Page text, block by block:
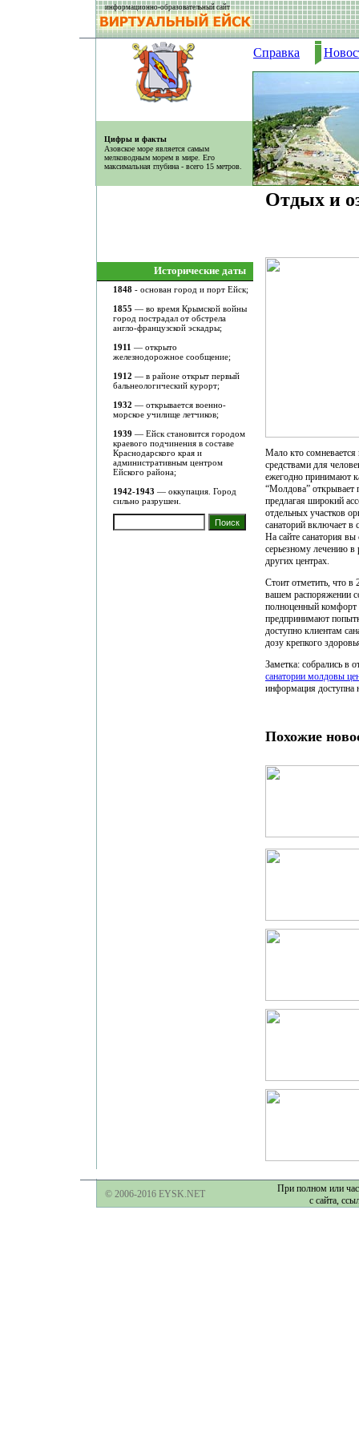
информационно-образовательный сайт
Цифры и факты
Азовское море является самым
мелководным морем в мире. Его
максимальная глубина - всего 15 метров.
Справка
Исторические даты
1848 - основан город и порт Ейск;
1855 — во время Крымской войны
город пострадал от обстрела
англо-французской эскадры;
1911 — открыто
железнодорожное сообщение;
1912 — в районе открыт первый
бальнеологический курорт;
1932 — открывается военно-
морское училище летчиков;
1939 — Ейск становится городом
краевого подчинения в составе
Краснодарского края и
административным центром
Ейского района;
1942-1943 — оккупация. Город
сильно разрушен.
Отдых и
Мало кто
средствами для
ежегодно принимают
“Молдова” открывает
предлагая широкий
отдельных участков
санаторий включает в
На сайте санатория
серьезному лечению в
других центрах.
Стоит отметить, что в
вашем распоряжении
полноценный комфорт
предпринимают
доступно клиентам
дозу крепкого
Заметка: собрались в
санатории молдовы
информация доступна
Похожие
© 2006-2016 EYSK.NET
При полном или
с сайта,